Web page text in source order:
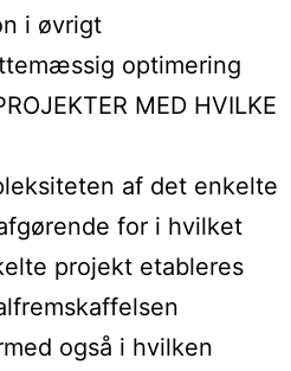
i øvrigt
optimering
MED HVILKE
af det enkelte
for i hvilket
projekt etableres
også i hvilken